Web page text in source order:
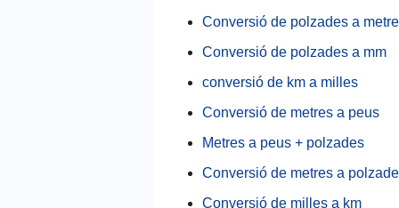
Conversió de polzades a
Conversió de polzades a mm
conversió de km a milles
Conversió de metres a peus
Metres a peus + polzades
Conversió de metres a
Conversió de milles a km